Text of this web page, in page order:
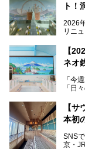
ト！
2026
リニ
レト
を知
る、
ビア
す。
【
ネオ
「今
「日
とな
最近
本記
【
本初
SNS
京・